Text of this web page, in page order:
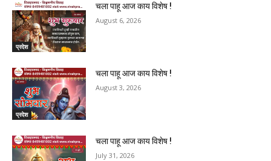
प्रदेश
चला पाहू आज काय विशेष !
August 6, 2026
प्रदेश
चला पाहू आज काय विशेष !
August 3, 2026
चला पाहू आज काय विशेष !
July 31, 2026